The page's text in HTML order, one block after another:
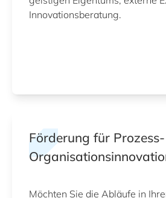
Innovationsberatung.
Förderung für
Möchten Sie die Abläufe in